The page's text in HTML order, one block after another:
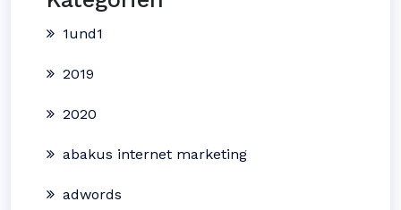
1und1
2019
2020
abakus internet marketing
adwords